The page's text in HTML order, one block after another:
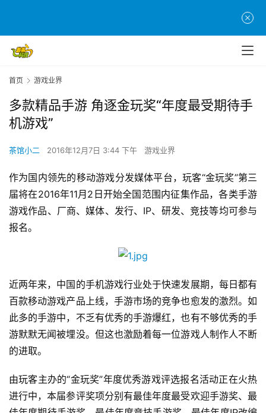
页
游
首页 游戏业界
多款精品手游 角逐金玩奖“年度最受期待手
机游戏”
茶馆小二 2016年12月7日 3:44 下午 游戏业界
作为国内领先的移动游戏分发媒体平台，玩客“金玩奖”第三
届将在2016年11月2日开始全国范围内征集作品，各类手游
游戏作品、厂商、媒体、发行、IP、研发、竞技等均可参与
报名。
近两年来，中国的手机游戏行业处于快速发展期，每日都有
百款移动游戏产品上线，手游市场的竞争也愈发的激烈。如
此多的手游中，不乏有优秀的手游爆红，也有不够优秀的手
游默默无闻被埋没。但这也激励着每一位游戏人制作人不断
的进取。
由玩客主办的“金玩奖”年度优秀游戏评选报名活动正在火热
进行中，本届参评奖项分别有最佳年度最受欢迎手游奖、最